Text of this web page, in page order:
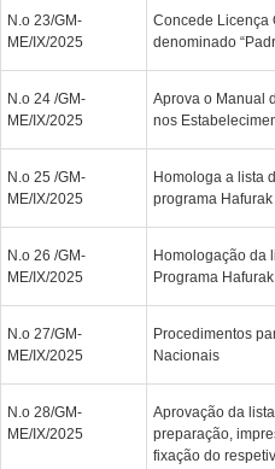
N.o 23/GM-
ME/IX/2025
Concede Licença
denominado
N.o 24 /GM-
ME/IX/2025
Aprova o Manual
nos
N.o 25 /GM-
ME/IX/2025
Homologa a lista
programa
N.o 26 /GM-
ME/IX/2025
Homologação da
Programa
N.o 27/GM-
ME/IX/2025
Procedimentos
Nacionais
N.o 28/GM-
ME/IX/2025
Aprovação da
preparação,
fixação do